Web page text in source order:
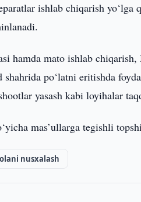
ishlab chiqarish yo‘lga
hamda mato ishlab chiqarish,
po‘latni eritishda
yasash kabi loyihalar
mas’ullarga tegishli
nusxalash